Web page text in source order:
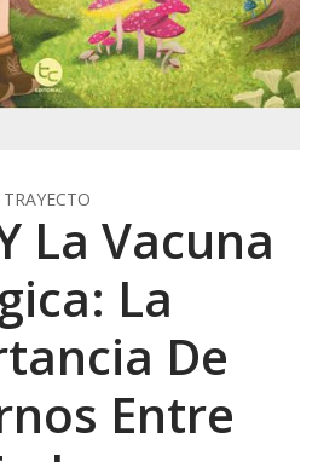
TRAYECTO
La Vacuna
La
De
Entre